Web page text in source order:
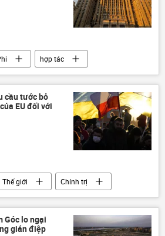
hợp tác
hữu nghị
cầu tước bỏ
EU đối với
Thế giới
Chính trị
Tây
Góc lo ngại
gián điệp